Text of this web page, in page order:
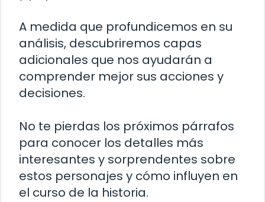
A medida que profundicemos en su
análisis, descubriremos capas
adicionales que nos ayudarán a
comprender mejor sus acciones y
decisiones.
No te pierdas los próximos párrafos
para conocer los detalles más
interesantes y sorprendentes sobre
estos personajes y cómo influyen en
el curso de la historia.